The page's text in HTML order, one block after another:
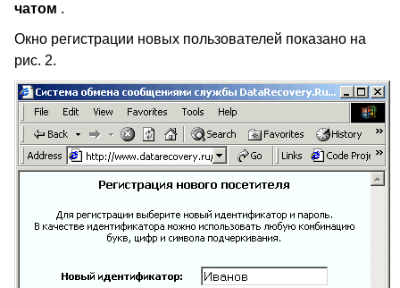
чатом .
Окно регистрации новых пользователей показано на
рис. 2.